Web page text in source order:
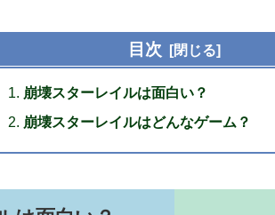
目次
崩壊スターレイルは面白い？
崩壊スターレイルはどんなゲーム？